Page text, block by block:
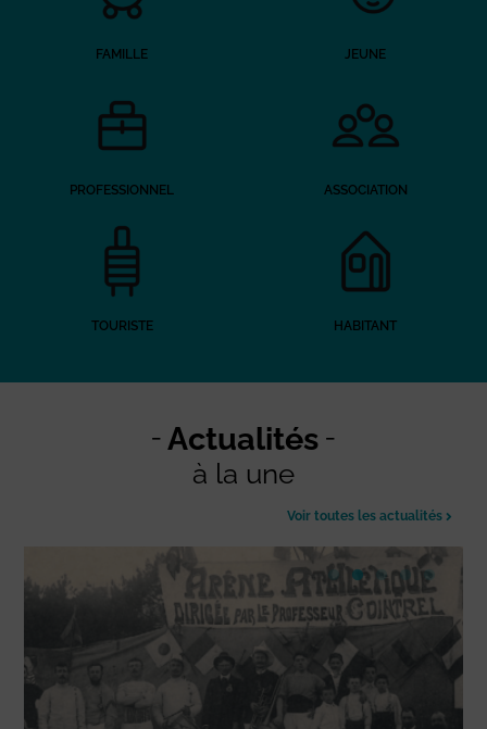
FAMILLE JEUNE
PROFESSIONNEL ASSOCIATION
TOURISTE HABITANT
Actualités
à la une
Voir toutes les actualités